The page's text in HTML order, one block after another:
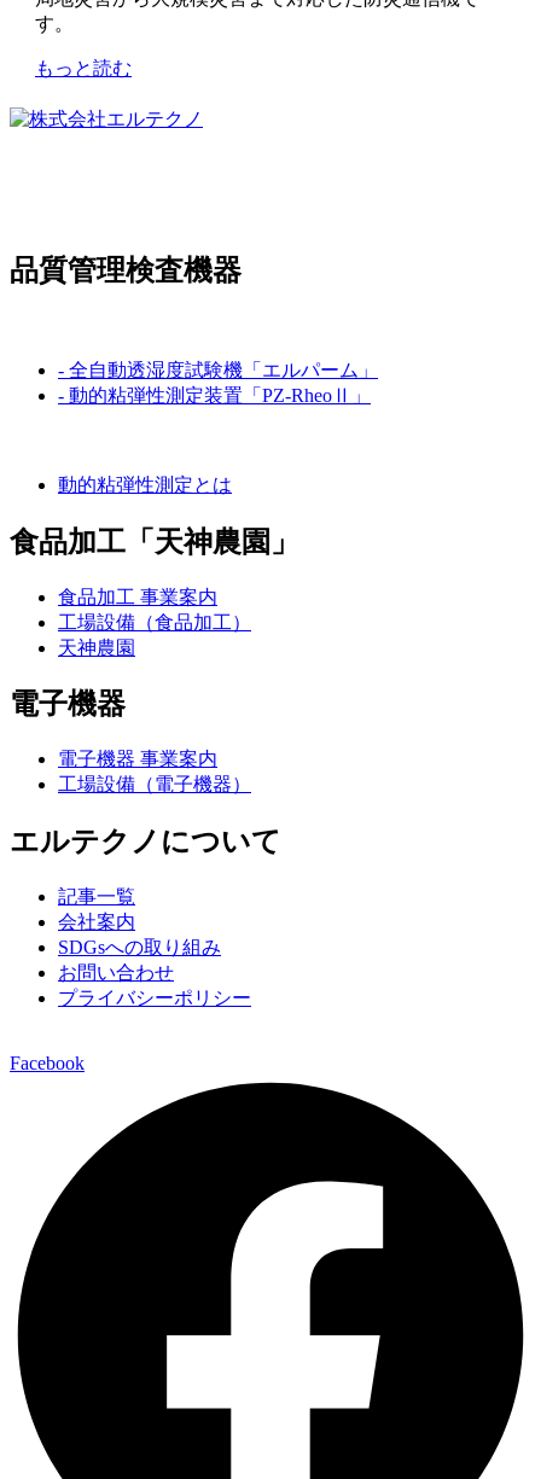
す。
もっと読む
品質管理検査機器
- 全自動透湿度試験機「エルパーム」
- 動的粘弾性測定装置「PZ-RheoⅡ」
動的粘弾性測定とは
食品加工「天神農園」
食品加工 事業案内
工場設備（食品加工）
天神農園
電子機器
電子機器 事業案内
工場設備（電子機器）
エルテクノについて
記事一覧
会社案内
SDGsへの取り組み
お問い合わせ
プライバシーポリシー
Facebook